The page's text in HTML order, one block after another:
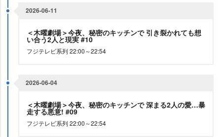
2026-06-11
＜木曜劇場＞今夜、秘密のキッチンで 引き裂かれても想
い合う2人と現実 #10
フジテレビ系列 22:00～22:54
2026-06-04
＜木曜劇場＞今夜、秘密のキッチンで 深まる2人の愛…暴
走する悪意! #09
フジテレビ系列 22:00～22:54